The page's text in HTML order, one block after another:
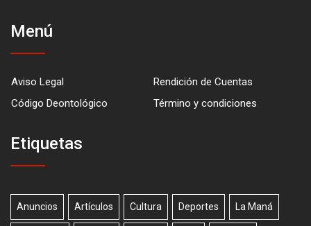
Menú
Aviso Legal
Rendición de Cuentas
Código Deontológico
Término y condiciones
Etiquetas
Anuncios Artículos Cultura Deportes La Maná